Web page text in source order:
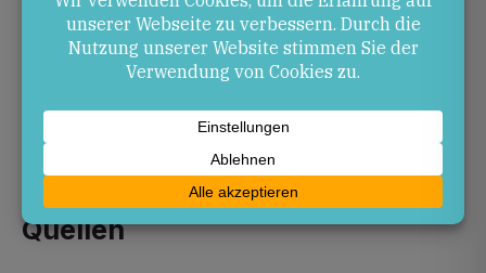
Ausblick
Ob und welche politischen oder rechtlichen
werden, bleibt abzuwarten. Unabhängige
Untersuchungen und die Einigung zwischen Bund
und Ländern könnten entscheidend sein, um künftige
Eskalationen zu verhindern.
Quellen